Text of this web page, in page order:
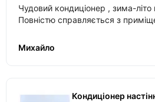
Чудовий кондиціонер , зима-літо
Повністю справляється з
Михайло
Кондиціонер